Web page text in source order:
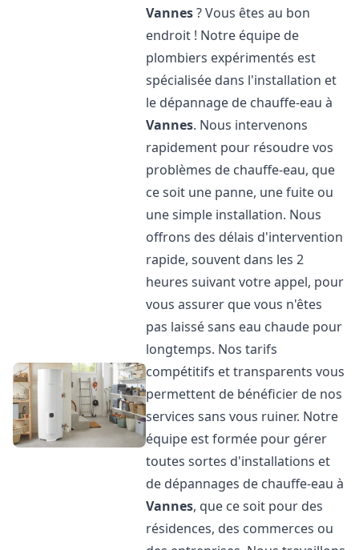
Vannes? Vous êtes au bon
endroit ! Notre équipe de
plombiers expérimentés est
spécialisée dans l'installation et
le dépannage de chauffe-eau à
Vannes. Nous intervenons
rapidement pour résoudre vos
problèmes de chauffe-eau, que
ce soit une panne, une fuite ou
une simple installation. Nous
offrons des délais d'intervention
rapide, souvent dans les 2
heures suivant votre appel, pour
vous assurer que vous n'êtes
pas laissé sans eau chaude pour
longtemps. Nos tarifs
compétitifs et transparents vous
permettent de bénéficier de nos
services sans vous ruiner. Notre
équipe est formée pour gérer
toutes sortes d'installations et
de dépannages de chauffe-eau à
Vannes, que ce soit pour des
résidences, des commerces ou